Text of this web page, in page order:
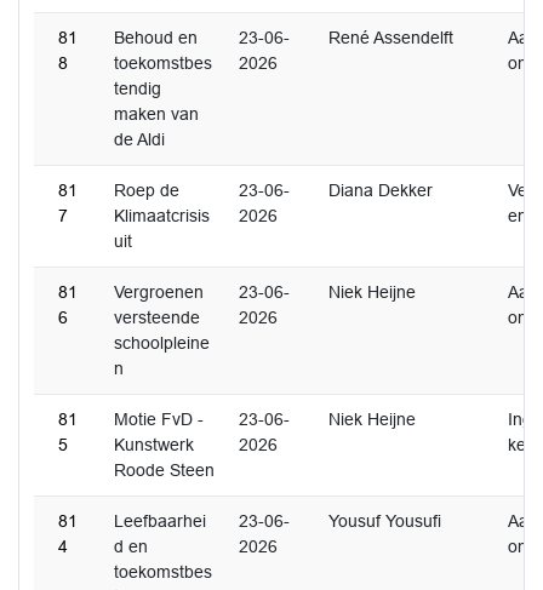
81
8
Behoud en
toekomstbes
tendig
maken van
de Aldi
23-06-
2026
René Assendelft
81
7
Roep de
Klimaatcrisis
uit
23-06-
2026
Diana Dekker
en
81
6
Vergroenen
versteende
schoolpleine
n
23-06-
2026
Niek Heijne
81
5
Motie FvD -
Kunstwerk
Roode Steen
23-06-
2026
Niek Heijne
ken
81
4
Leefbaarhei
d en
toekomstbes
23-06-
2026
Yousuf Yousufi